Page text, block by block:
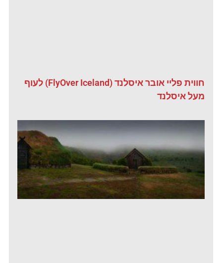
חווית פליי אובר איסלנד (FlyOver Iceland) לעוף
מעל איסלנד